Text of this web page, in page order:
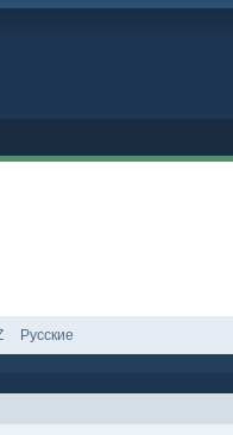
Русские